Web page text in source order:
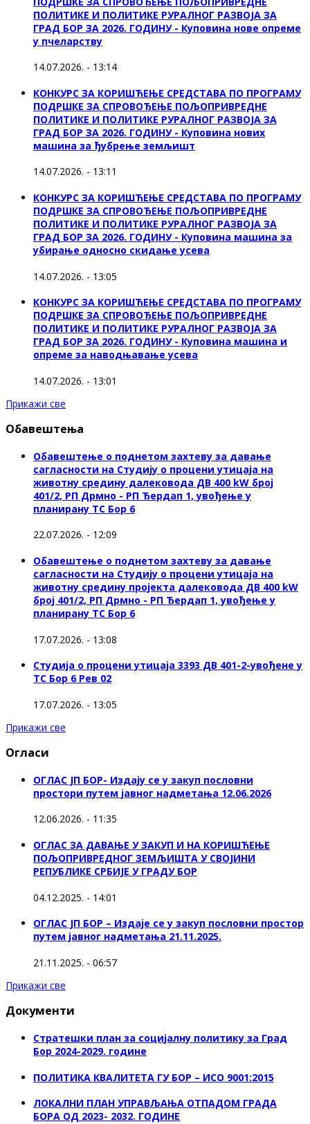
ПОЛИТИКЕ И ПОЛИТИКЕ РУРАЛНОГ РАЗВОЈА ЗА
ГРАД БОР ЗА 2026. ГОДИНУ - Куповина нове опреме
у пчеларству
14.07.2026. - 13:14
КОНКУРС ЗА КОРИШЋЕЊЕ СРЕДСТАВА ПО ПРОГРАМУ
ПОДРШКЕ ЗА СПРОВОЂЕЊЕ ПОЉОПРИВРЕДНЕ
ПОЛИТИКЕ И ПОЛИТИКЕ РУРАЛНОГ РАЗВОЈА ЗА
ГРАД БОР ЗА 2026. ГОДИНУ - Куповина нових
машина за ђубрење земљишт
14.07.2026. - 13:11
КОНКУРС ЗА КОРИШЋЕЊЕ СРЕДСТАВА ПО ПРОГРАМУ
ПОДРШКЕ ЗА СПРОВОЂЕЊЕ ПОЉОПРИВРЕДНЕ
ПОЛИТИКЕ И ПОЛИТИКЕ РУРАЛНОГ РАЗВОЈА ЗА
ГРАД БОР ЗА 2026. ГОДИНУ - Куповинa машина за
убирање односно скидање усева
14.07.2026. - 13:05
КОНКУРС ЗА КОРИШЋЕЊЕ СРЕДСТАВА ПО ПРОГРАМУ
ПОДРШКЕ ЗА СПРОВОЂЕЊЕ ПОЉОПРИВРЕДНЕ
ПОЛИТИКЕ И ПОЛИТИКЕ РУРАЛНОГ РАЗВОЈА ЗА
ГРАД БОР ЗА 2026. ГОДИНУ - Куповина машина и
опреме за наводњавање усева
14.07.2026. - 13:01
Прикажи све
Обавештења
Обавештење о поднетом захтеву за давање
сагласности на Студију о процени утицаја на
животну средину далековода ДВ 400 kW број
401/2, РП Дрмно - РП Ђердап 1, увођење у
планирану ТС Бор 6
22.07.2026. - 12:09
Обавештење о поднетом захтеву за давање
сагласности на Студију о процени утицаја на
животну средину пројекта далековода ДВ 400 kW
број 401/2, РП Дрмно - РП Ђердап 1, увођење у
планирану ТС Бор 6
17.07.2026. - 13:08
Студија о процени утицаја 3393 ДВ 401-2-увођене у
ТС Бор 6 Рев 02
17.07.2026. - 13:05
Прикажи све
Огласи
ОГЛАС ЈП БОР- Издају се у закуп пословни
простори путем јавног надметања 12.06.2026
12.06.2026. - 11:35
ОГЛАС ЗА ДАВАЊЕ У ЗАКУП И НА КОРИШЋЕЊЕ
ПОЉОПРИВРЕДНОГ ЗЕМЉИШТА У СВОЈИНИ
РЕПУБЛИКЕ СРБИЈЕ У ГРАДУ БОР
04.12.2025. - 14:01
ОГЛАС ЈП БОР – Издаје се у закуп пословни простор
путем јавног надметања 21.11.2025.
21.11.2025. - 06:57
Прикажи све
Документи
Стратешки план за социјалну политику за Град
Бор 2024-2029. године
ПОЛИТИКА КВАЛИТЕТА ГУ БОР – ИСО 9001:2015
ЛОКАЛНИ ПЛАН УПРАВЉАЊА ОТПАДОМ ГРАДА
БОРА ОД 2023- 2032. ГОДИНЕ